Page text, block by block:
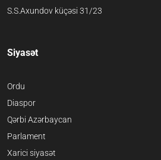
S.S.Axundov küçəsi 31/23
Siyasət
Ordu
Diaspor
Qərbi Azərbaycan
Parlament
Xarici siyasət